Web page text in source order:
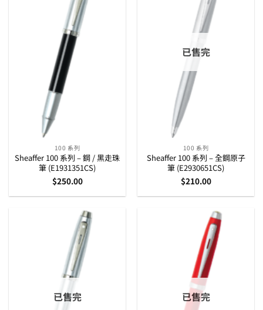
100 系列
Sheaffer 100 系列 – 鋼 / 黑走珠
筆 (E1931351CS)
$250.00
已售完
100 系列
Sheaffer 100 系列 – 全鋼原子
筆 (E2930651CS)
$210.00
已售完 已售完